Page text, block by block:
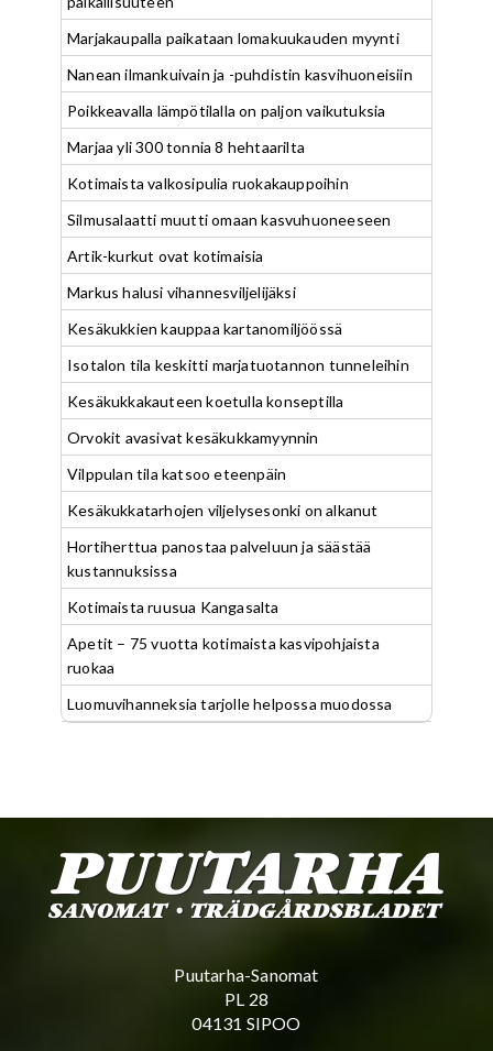
Marjakaupalla paikataan lomakuukauden myynti
Nanean ilmankuivain ja -puhdistin kasvihuoneisiin
Poikkeavalla lämpötilalla on paljon vaikutuksia
Marjaa yli 300 tonnia 8 hehtaarilta
Kotimaista valkosipulia ruokakauppoihin
Silmusalaatti muutti omaan kasvuhuoneeseen
Artik-kurkut ovat kotimaisia
Markus halusi vihannesviljelijäksi
Kesäkukkien kauppaa kartanomiljöössä
Isotalon tila keskitti marjatuotannon tunneleihin
Kesäkukkakauteen koetulla konseptilla
Orvokit avasivat kesäkukkamyynnin
Vilppulan tila katsoo eteenpäin
Kesäkukkatarhojen viljelysesonki on alkanut
Hortiherttua panostaa palveluun ja säästää
kustannuksissa
Kotimaista ruusua Kangasalta
Apetit – 75 vuotta kotimaista kasvipohjaista
ruokaa
Luomuvihanneksia tarjolle helpossa muodossa
Puutarha-Sanomat
PL 28
04131 SIPOO